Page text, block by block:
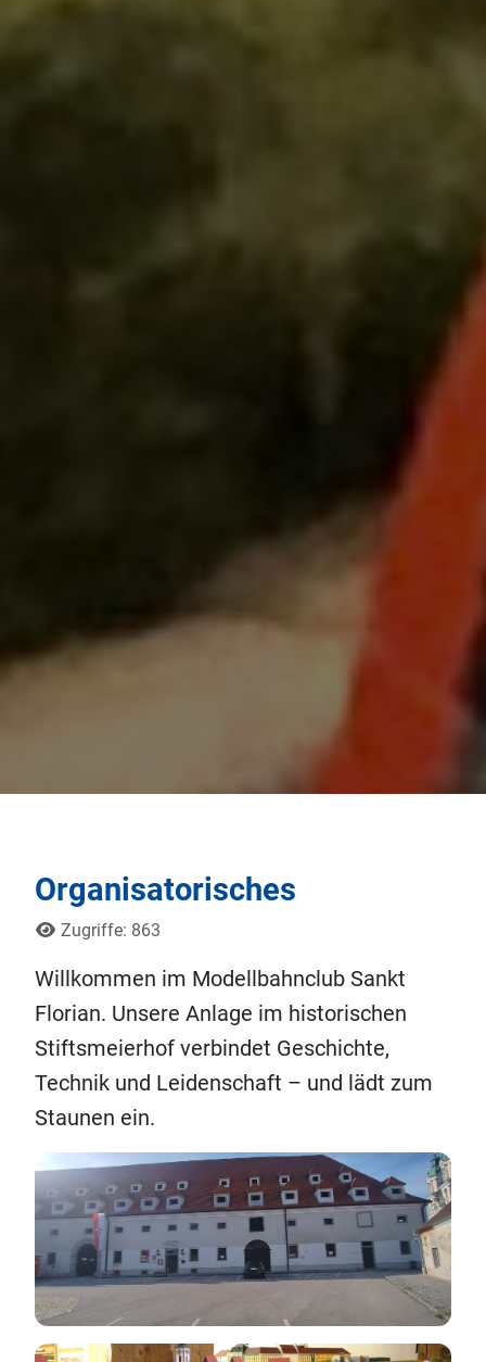
Organisatorisches
DetailsZugriffe: 863
Willkommen im Modellbahnclub Sankt
Florian. Unsere Anlage im historischen
Stiftsmeierhof verbindet Geschichte,
Technik und Leidenschaft – und lädt zum
Staunen ein.